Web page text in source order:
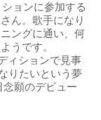
ョンに参加する
ん。歌手になり
ングに通い、何
うです。
ィションで見事
りたいという夢
念願のデビュー